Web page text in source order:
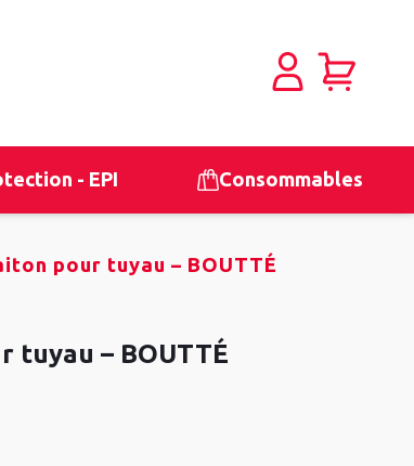
- EPI Consommables
pour tuyau – BOUTTÉ
tuyau – BOUTTÉ